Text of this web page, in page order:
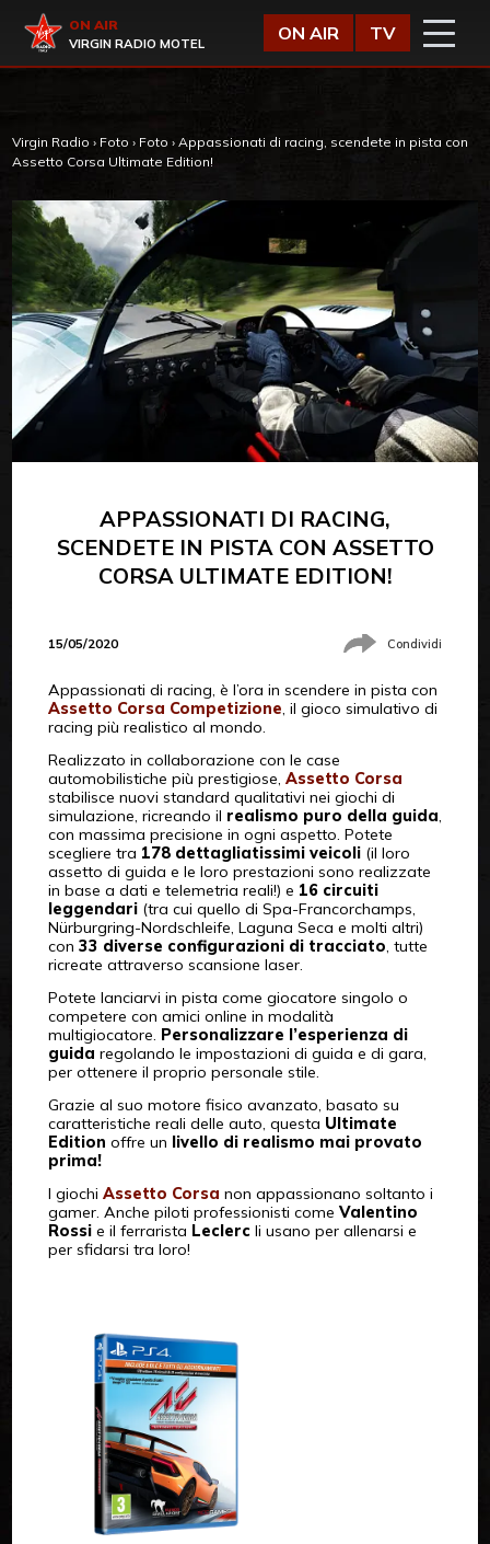
Virgin Radio
ON AIR
VIRGIN RADIO MOTEL
ON AIR TV
Virgin Radio › Foto › Foto › Appassionati di racing, scendete in pista con
Assetto Corsa Ultimate Edition!
APPASSIONATI DI RACING,
SCENDETE IN PISTA CON ASSETTO
CORSA ULTIMATE EDITION!
15/05/2020 Condividi
Appassionati di racing, è l’ora in scendere in pista con
Assetto Corsa Competizione, il gioco simulativo di
racing più realistico al mondo.
Realizzato in collaborazione con le case
automobilistiche più prestigiose, Assetto Corsa
stabilisce nuovi standard qualitativi nei giochi di
simulazione, ricreando il realismo puro della guida,
con massima precisione in ogni aspetto. Potete
scegliere tra 178 dettagliatissimi veicoli(il loro
assetto di guida e le loro prestazioni sono realizzate
in base a dati e telemetria reali!) e 16 circuiti
leggendari(tra cui quello di Spa-Francorchamps,
Nürburgring-Nordschleife, Laguna Seca e molti altri)
con 33 diverse configurazioni di tracciato, tutte
ricreate attraverso scansione laser.
Potete lanciarvi in pista come giocatore singolo o
competere con amici online in modalità
multigiocatore. Personalizzare l’esperienza di
guida regolando le impostazioni di guida e di gara,
per ottenere il proprio personale stile.
Grazie al suo motore fisico avanzato, basato su
caratteristiche reali delle auto, questa Ultimate
Edition offre un livello di realismo mai provato
prima!
I giochi Assetto Corsa non appassionano soltanto i
gamer. Anche piloti professionisti come Valentino
Rossie il ferrarista Leclercli usano per allenarsi e
per sfidarsi tra loro!